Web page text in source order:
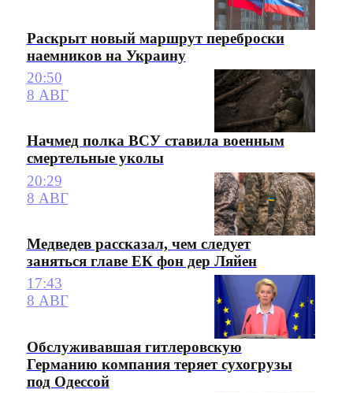
Раскрыт новый маршрут переброски
наемников на Украину
20:50
8 АВГ
Начмед полка ВСУ ставила военным
смертельные уколы
20:29
8 АВГ
Медведев рассказал, чем следует
заняться главе ЕК фон дер Ляйен
17:43
8 АВГ
Обслуживавшая гитлеровскую
Германию компания теряет сухогрузы
под Одессой